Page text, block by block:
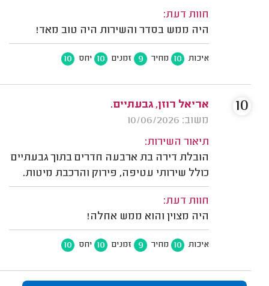
חוות דעת:
היה ממש בסדר והשירות היה טוב מאד!
איכות 10 מחיר 9 זמנים 10 יחס 10
אריאל רוזן, גבעתיים.
משוב: 10/06/2026
תיאור השירות:
הובלת דירה בת ארבעה חדרים בתוך גבעתיים
כולל שירותי עטיפה, פירוק והרכבת מיטות.
חוות דעת:
היה מצוין והוא ממש אחלה!
איכות 10 מחיר 9 זמנים 10 יחס 10
10